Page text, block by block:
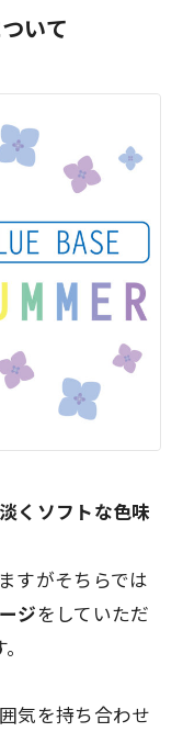
いて
くソフトな色味
すがそちらでは
ジをしていただ
気を持ち合わせ